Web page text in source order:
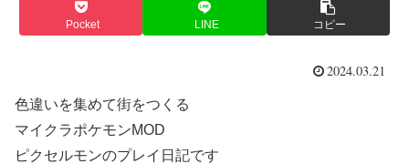
Pocket LINE コピー
2024.03.21
色違いを集めて街をつくる
マイクラポケモンMOD
ピクセルモンのプレイ日記です